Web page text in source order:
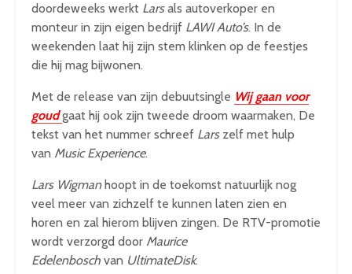
doordeweeks werkt Larsals autoverkoper en
monteur in zijn eigen bedrijf LAWI Auto’s. In de
weekenden laat hij zijn stem klinken op de feestjes
die hij mag bijwonen.
Met de release van zijn debuutsingle Wij gaan voor
goud gaat hij ook zijn tweede droom waarmaken, De
tekst van het nummer schreef Larszelf met hulp
van Music Experience.
Lars Wigmanhoopt in de toekomst natuurlijk nog
veel meer van zichzelf te kunnen laten zien en
horen en zal hierom blijven zingen. De RTV-promotie
wordt verzorgd door Maurice
Edelenbosch van UltimateDisk.